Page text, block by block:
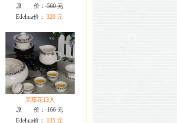
原 价：560 元
Edehua价： 320 元
黑藤花13入
原 价：166 元
Edehua价：
135 元